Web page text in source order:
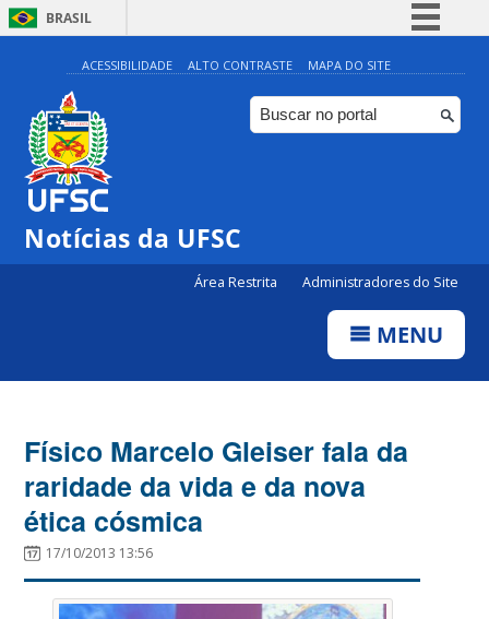
BRASIL
Simplifique!
Comunica BR
Participe
ACESSIBILIDADE ALTO CONTRASTE MAPA DO SITE
Notícias da UFSC
Área Restrita Administradores do Site
MENU
Físico Marcelo Gleiser fala da
raridade da vida e da nova
ética cósmica
17/10/2013 13:56